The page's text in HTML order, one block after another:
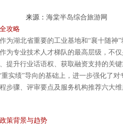
来源： 海棠半岛综合旅游网
攻略
为湖北省重要的工业基地和“襄十随神
为专业技术人才梯队的最高层级，不
提升行业话语权、获取融资支持的关键
实绩”导向的基础上，进一步强化了
步骤、评审要点及服务机构推荐六大
策背景与趋势